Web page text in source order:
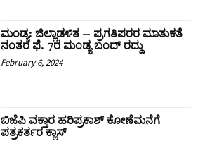
ಮಂಡ್ಯ: ಜಿಲ್ಲಾಡಳಿತ – ಪ್ರಗತಿಪರರ ಮಾತುಕತೆ
ನಂತರ ಫೆ. 7ರ ಮಂಡ್ಯ ಬಂದ್ ರದ್ದು
February 6, 2024
ಬಿಜೆಪಿ ವಕ್ತಾರ ಹರಿಪ್ರಕಾಶ್ ಕೋಣೆಮನೆಗೆ
ಪತ್ರಕರ್ತರ ಕ್ಲಾಸ್